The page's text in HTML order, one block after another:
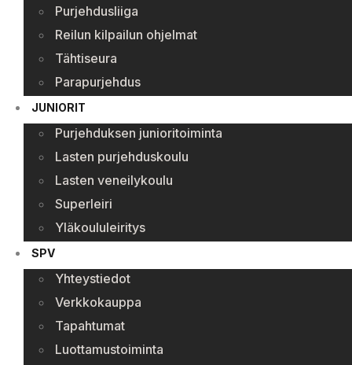
Purjehdusliiga
Reilun kilpailun ohjelmat
Tähtiseura
Parapurjehdus
JUNIORIT
Purjehduksen junioritoiminta
Lasten purjehduskoulu
Lasten veneilykoulu
Superleiri
Yläkoululeiritys
SPV
Yhteystiedot
Verkkokauppa
Tapahtumat
Luottamustoiminta